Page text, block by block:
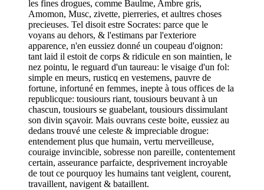
les fines drogues, comme Baulme, Ambre gris,
Amomon, Musc, zivette, pierreries, et aultres choses
precieuses. Tel disoit estre Socrates: parce que le
voyans au dehors, & l'estimans par l'exteriore
apparence, n'en eussiez donné un coupeau d'oignon:
tant laid il estoit de corps & ridicule en son maintien, le
nez pointu, le reguard d'un taureau: le visaige d'un fol:
simple en meurs, rusticq en vestemens, pauvre de
fortune, infortuné en femmes, inepte à tous offices de la
republicque: tousiours riant, tousiours beuvant à un
chascun, tousiours se guabelant, tousiours dissimulant
son divin sçavoir. Mais ouvrans ceste boite, eussiez au
dedans trouvé une celeste & impreciable drogue:
entendement plus que humain, vertu merveilleuse,
couraige invincible, sobresse non pareille, contentement
certain, asseurance parfaicte, desprivement incroyable
de tout ce pourquoy les humains tant veiglent, courent,
travaillent, navigent & bataillent.